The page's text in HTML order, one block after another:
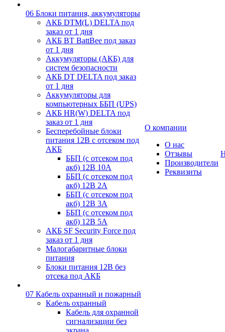
06 Блоки питания, аккумуляторы
АКБ DTM(L) DELTA под
заказ от 1 дня
АКБ BT BattBee под заказ
от 1 дня
Аккумуляторы (АКБ) для
систем безопасности
АКБ DT DELTA под заказ
от 1 дня
Аккумуляторы для
компьютерных ББП (UPS)
АКБ HR(W) DELTA под
заказ от 1 дня
Бесперебойные блоки
питания 12В с отсеком под
АКБ
ББП (с отсеком под
акб) 12В 10А
ББП (с отсеком под
акб) 12В 2А
ББП (с отсеком под
акб) 12В 3А
ББП (с отсеком под
акб) 12В 5А
АКБ SF Security Force под
заказ от 1 дня
Малогабаритные блоки
питания
Блоки питания 12В без
отсека под АКБ
07 Кабель охранный и пожарный
Кабель охранный
Кабель для охранной
сигнализации без
экрана
О компании
О нас
Отзывы
Производители
Реквизиты